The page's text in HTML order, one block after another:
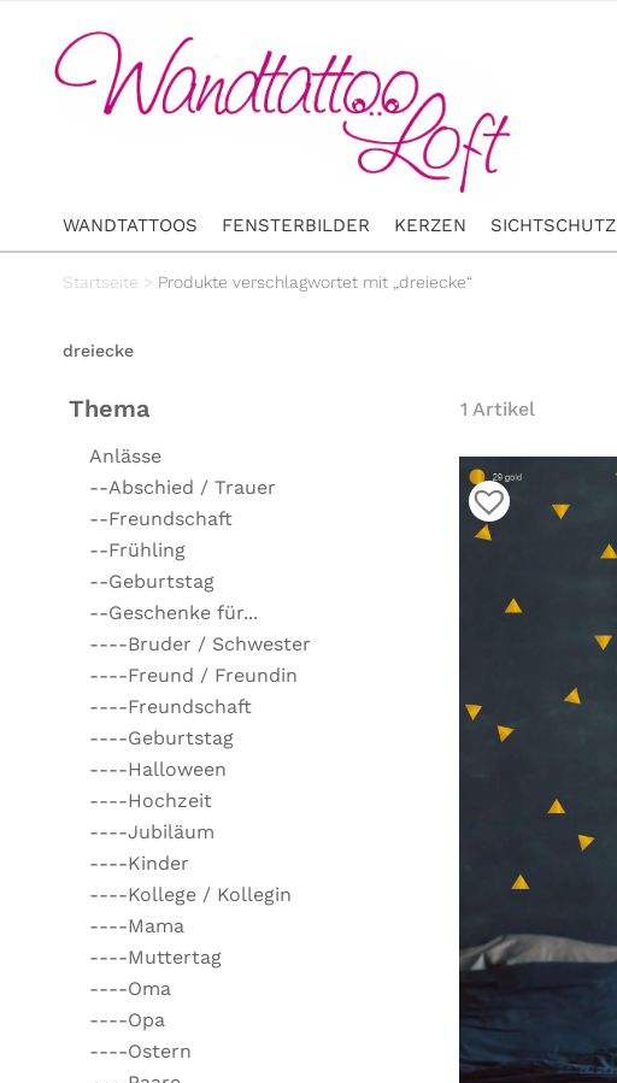
WANDTATTOOS FENSTERBILDER KERZEN SICHTSCHUTZ
Startseite > Produkte verschlagwortet mit „dreiecke“
dreiecke
Thema
Anlässe
--Abschied / Trauer
--Freundschaft
--Frühling
--Geburtstag
--Geschenke für...
----Bruder / Schwester
----Freund / Freundin
----Freundschaft
----Geburtstag
----Halloween
----Hochzeit
----Jubiläum
----Kinder
----Kollege / Kollegin
----Mama
----Muttertag
----Oma
----Opa
----Ostern
1 Artikel